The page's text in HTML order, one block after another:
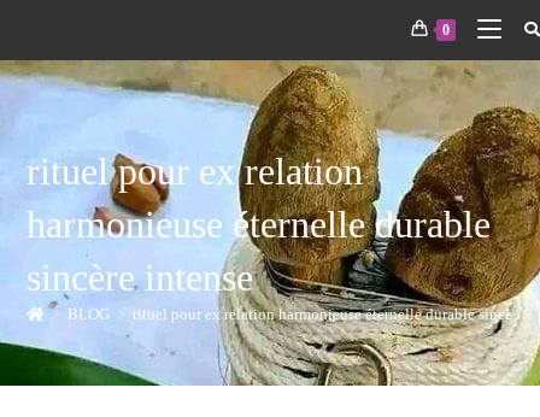
0
rituel pour ex relation
harmonieuse éternelle durable
sincère intense
> BLOG > rituel pour ex relation harmonieuse éternelle durable sincère